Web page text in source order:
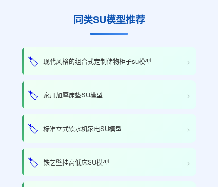
同类SU模型推荐
🏷️ 现代风格的组合式定制储物柜子su模型 ›
🏷️ 家用加厚床垫SU模型 ›
🏷️ 标准立式饮水机家电SU模型 ›
🏷️ 铁艺壁挂高低床SU模型 ›